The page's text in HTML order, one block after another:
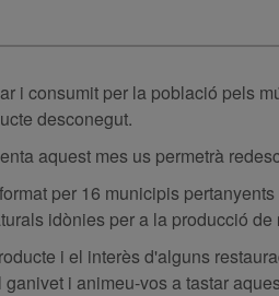
i consumit per la població pels
desconegut.
aquest mes us permetrà
per 16 municipis
idònies per a la producció de
i el interès d'alguns
i animeu-vos a tastar